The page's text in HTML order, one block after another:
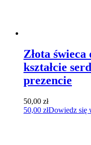
Złota
kształcie
prezencie
50,00 zł
50,00 złDowiedz się